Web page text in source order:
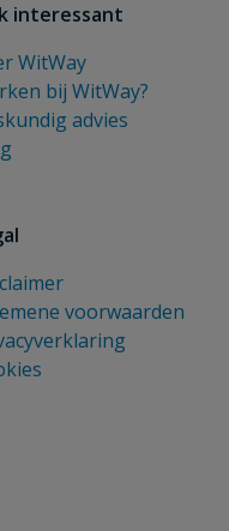
interessant
WitWay
bij WitWay?
advies
voorwaarden